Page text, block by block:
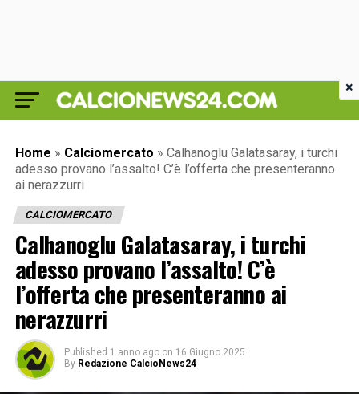
Home » Calciomercato » Calhanoglu Galatasaray, i turchi
adesso provano l’assalto! C’è l’offerta che presenteranno
ai nerazzurri
CALCIOMERCATO
Calhanoglu Galatasaray, i turchi
adesso provano l’assalto! C’è
l’offerta che presenteranno ai
nerazzurri
Published 1 anno ago on 16 Giugno 2025
By Redazione CalcioNews24
×